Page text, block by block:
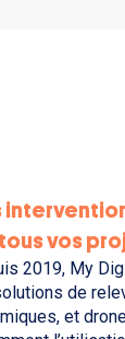
vos
2019, My
de
et